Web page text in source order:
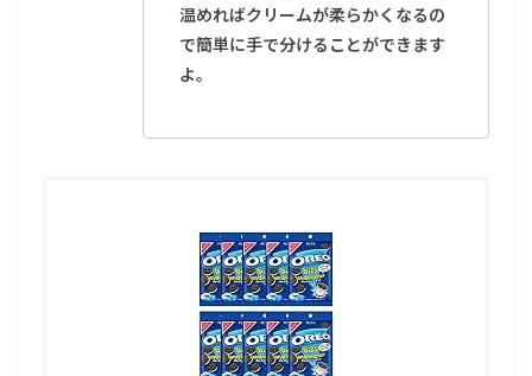
温めればクリームが柔らかくなるの
で簡単に手で分けることができます
よ。